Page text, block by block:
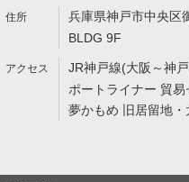
兵庫県神戸市中央区
BLDG 9F
JR神戸線(大阪～神
ポートライナー 貿
夢かもめ 旧居留地